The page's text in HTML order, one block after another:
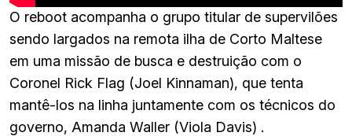
O reboot acompanha o grupo titular de supervilões
sendo largados na remota ilha de Corto Maltese
em uma missão de busca e destruição com o
Coronel Rick Flag (Joel Kinnaman), que tenta
mantê-los na linha juntamente com os técnicos do
governo, Amanda Waller (Viola Davis) .